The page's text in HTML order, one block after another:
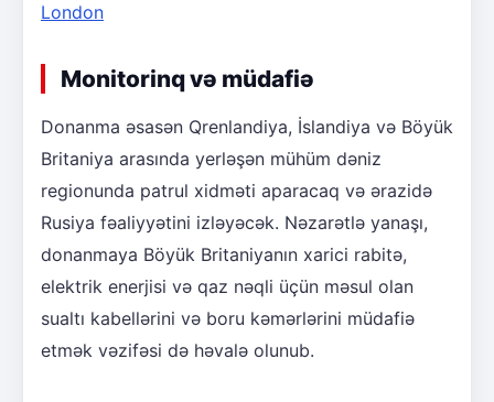
London
Monitorinq və müdafiə
Donanma əsasən Qrenlandiya, İslandiya və Böyük
Britaniya arasında yerləşən mühüm dəniz
regionunda patrul xidməti aparacaq və ərazidə
Rusiya fəaliyyətini izləyəcək. Nəzarətlə yanaşı,
donanmaya Böyük Britaniyanın xarici rabitə,
elektrik enerjisi və qaz nəqli üçün məsul olan
sualtı kabellərini və boru kəmərlərini müdafiə
etmək vəzifəsi də həvalə olunub.